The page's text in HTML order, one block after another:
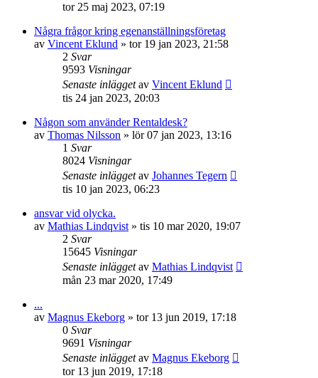
tor 25 maj 2023, 07:19
Några frågor kring egenanställningsföretag
av Vincent Eklund » tor 19 jan 2023, 21:58
2 Svar
9593 Visningar
Senaste inläggetav Vincent Eklund
tis 24 jan 2023, 20:03
Någon som använder Rentaldesk?
av Thomas Nilsson » lör 07 jan 2023, 13:16
1 Svar
8024 Visningar
Senaste inläggetav Johannes Tegern
tis 10 jan 2023, 06:23
ansvar vid olycka.
av Mathias Lindqvist » tis 10 mar 2020, 19:07
2 Svar
15645 Visningar
Senaste inläggetav Mathias Lindqvist
mån 23 mar 2020, 17:49
...
av Magnus Ekeborg » tor 13 jun 2019, 17:18
0 Svar
9691 Visningar
Senaste inläggetav Magnus Ekeborg
tor 13 jun 2019, 17:18